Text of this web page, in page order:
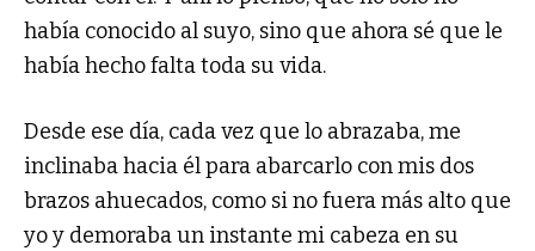
había conocido al suyo, sino que ahora sé que le
había hecho falta toda su vida.
Desde ese día, cada vez que lo abrazaba, me
inclinaba hacia él para abarcarlo con mis dos
brazos ahuecados, como si no fuera más alto que
yo y demoraba un instante mi cabeza en su